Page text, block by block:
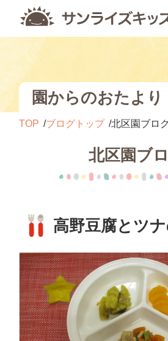
園からのおたより
TOP ブログトップ 北区園ブロ
北区園ブ
高野豆腐とツ